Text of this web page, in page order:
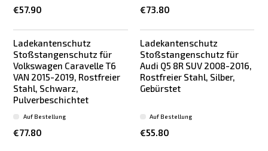
€57.90 €73.80
Neu
Ladekantenschutz
Stoßstangenschutz für
Volkswagen Caravelle T6
VAN 2015-2019, Rostfreier
Stahl, Schwarz,
Pulverbeschichtet
€77.80
Auf Bestellung
Bestseller
Ladekantenschutz
Stoßstangenschutz für
Audi Q5 8R SUV 2008-2016,
Rostfreier Stahl, Silber,
Gebürstet
€55.80
Auf Bestellung